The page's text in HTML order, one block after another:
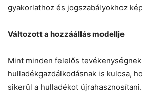
gyakorlathoz és jogszabályokhoz
Változott a hozzáállás modellje
Mint minden felelős
hulladékgazdálkodásnak is kulcsa,
sikerül a hulladékot újrahasznosítani.